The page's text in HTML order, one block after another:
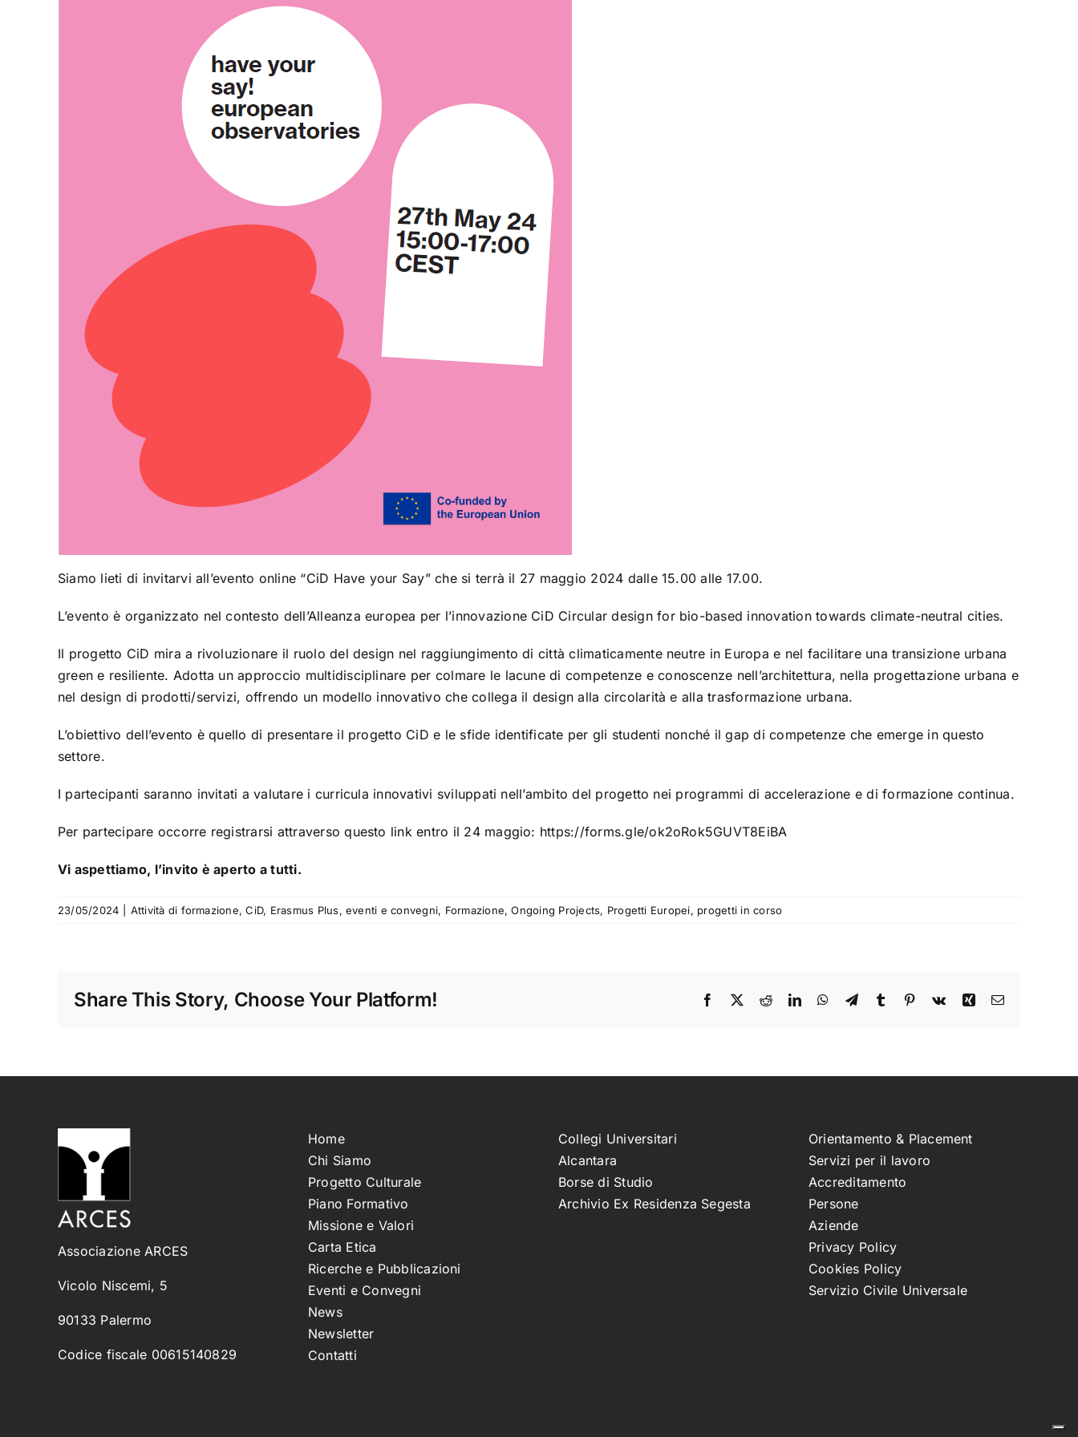
Siamo lieti di invitarvi all’evento online “CiD Have your Say” che si terrà il 27 maggio 2024 dalle 15.00 alle 17.00.
L’evento è organizzato nel contesto dell’Alleanza europea per l’innovazione CiD Circular design for bio-based innovation towards climate-neutral cities.
Il progetto CiD mira a rivoluzionare il ruolo del design nel raggiungimento di città climaticamente neutre in Europa e nel facilitare una transizione urbana
green e resiliente. Adotta un approccio multidisciplinare per colmare le lacune di competenze e conoscenze nell’architettura, nella progettazione urbana e
nel design di prodotti/servizi, offrendo un modello innovativo che collega il design alla circolarità e alla trasformazione urbana.
L’obiettivo dell’evento è quello di presentare il progetto CiD e le sfide identificate per gli studenti nonché il gap di competenze che emerge in questo
settore.
I partecipanti saranno invitati a valutare i curricula innovativi sviluppati nell’ambito del progetto nei programmi di accelerazione e di formazione continua.
Per partecipare occorre registrarsi attraverso questo link entro il 24 maggio: https://forms.gle/ok2oRok5GUVT8EiBA
Vi aspettiamo, l’invito è aperto a tutti.
23/05/2024 Attività di formazione,CiD, Erasmus Plus,eventi e convegni, Formazione,Ongoing Projects, Progetti Europei, progetti in corso
Share This Story, Choose Your Platform! Facebook
X RedditLinkedInWhatsApp
TelegramTumblr Pinterest
Vk Xing Email
Associazione ARCES
Vicolo Niscemi, 5
90133 Palermo
Codice fiscale 00615140829
Home
Chi Siamo
Progetto Culturale
Piano Formativo
Missione e Valori
Carta Etica
Ricerche e Pubblicazioni
Eventi e Convegni
News
Newsletter
Contatti
Collegi Universitari
Alcantara
Borse di Studio
Archivio Ex Residenza Segesta
Orientamento & Placement
Servizi per il lavoro
Accreditamento
Persone
Aziende
Privacy Policy
Cookies Policy
Servizio Civile Universale